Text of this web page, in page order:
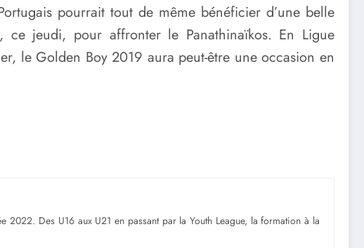
pourrait tout de même bénéficier d’une belle
ce jeudi, pour affronter le Panathinaïkos. En Ligue
le Golden Boy 2019 aura peut-être une occasion en
2022. Des U16 aux U21 en passant par la Youth League, la formation à la